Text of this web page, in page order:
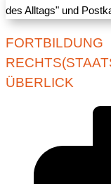
FORTBILDUNG
ÜBERLICK